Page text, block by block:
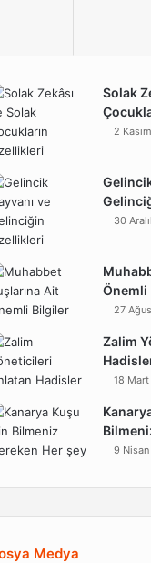
Solak
2
30
Önemli
27
Zalim
18
9
Medya